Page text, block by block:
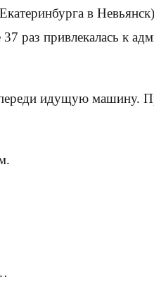
в
раз привлекалась к
идущую машину.